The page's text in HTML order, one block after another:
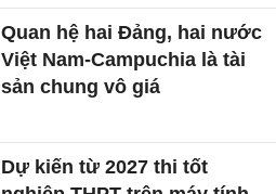
Quan hệ hai Đảng, hai nước
Việt Nam-Campuchia là tài
sản chung vô giá ​
Dự kiến từ 2027 thi tốt